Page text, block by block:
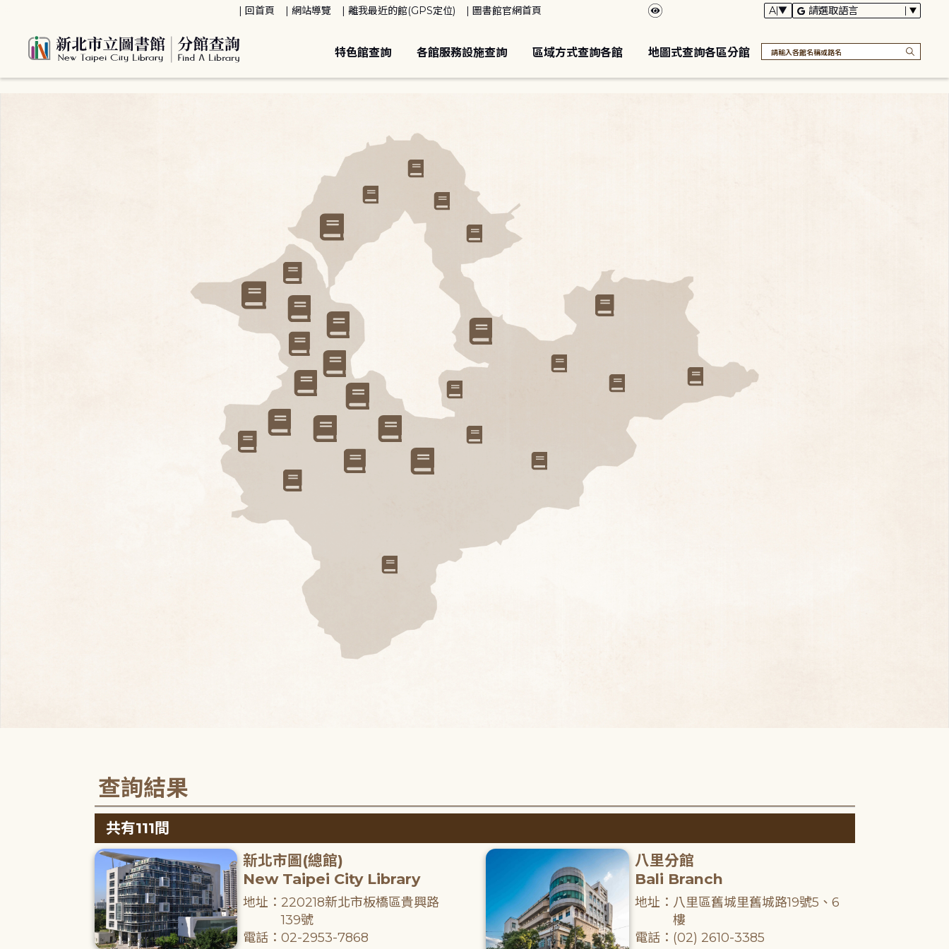
回首頁 網站導覽 離我最近的館(GPS定位) 圖書館官網首頁
特色館查詢 各館服務設施查詢 區域方式查詢各館 地圖式查詢各區分館
查詢結果
共有111間
新北市圖(總館)
New Taipei City Library
地址：220218新北市板橋區貴興路
139號
電話：02-2953-7868
八里分館
Bali Branch
地址：八里區舊城里舊城路19號5、6
樓
電話：(02) 2610-3385